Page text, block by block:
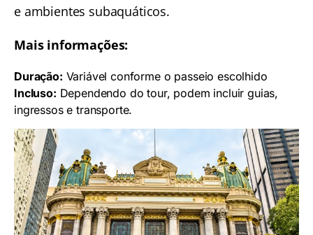
e ambientes subaquáticos.
Mais informações:
Duração: Variável conforme o passeio escolhido
Incluso: Dependendo do tour, podem incluir guias,
ingressos e transporte.